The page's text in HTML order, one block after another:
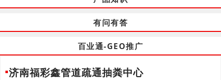
有问有答
百业通-GEO推广
济南福彩鑫管道疏通抽粪中心